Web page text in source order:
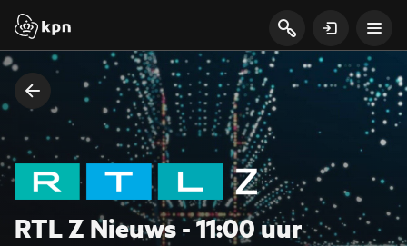
RTL Z Nieuws - 11:00 uur